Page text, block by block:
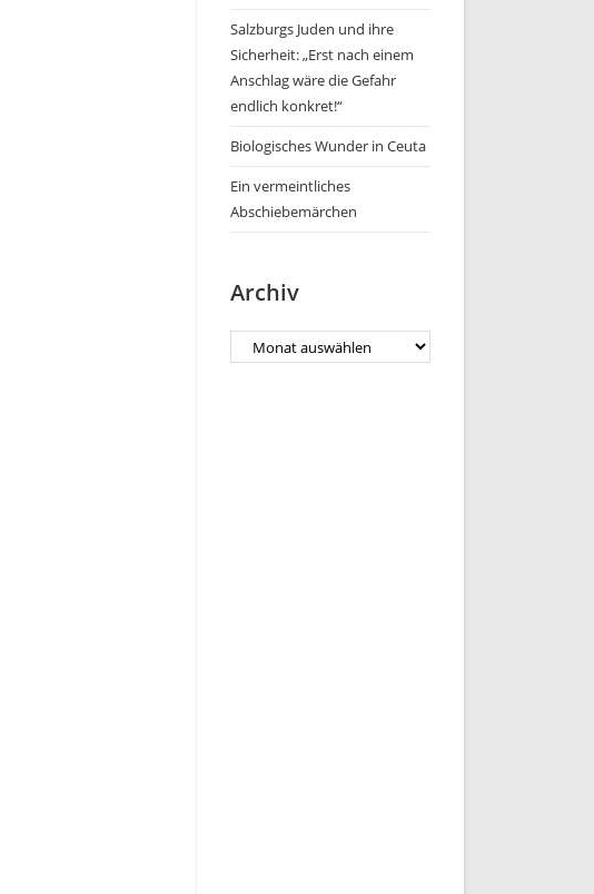
Salzburgs Juden und ihre
Sicherheit: „Erst nach einem
Anschlag wäre die Gefahr
endlich konkret!“
Biologisches Wunder in Ceuta
Ein vermeintliches
Abschiebemärchen
Archiv
Archiv